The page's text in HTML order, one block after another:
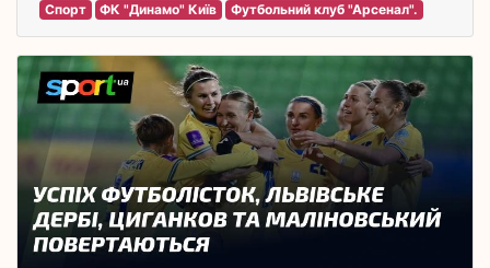
Спорт ФК "Динамо" Київ Футбольний клуб "Арсенал".